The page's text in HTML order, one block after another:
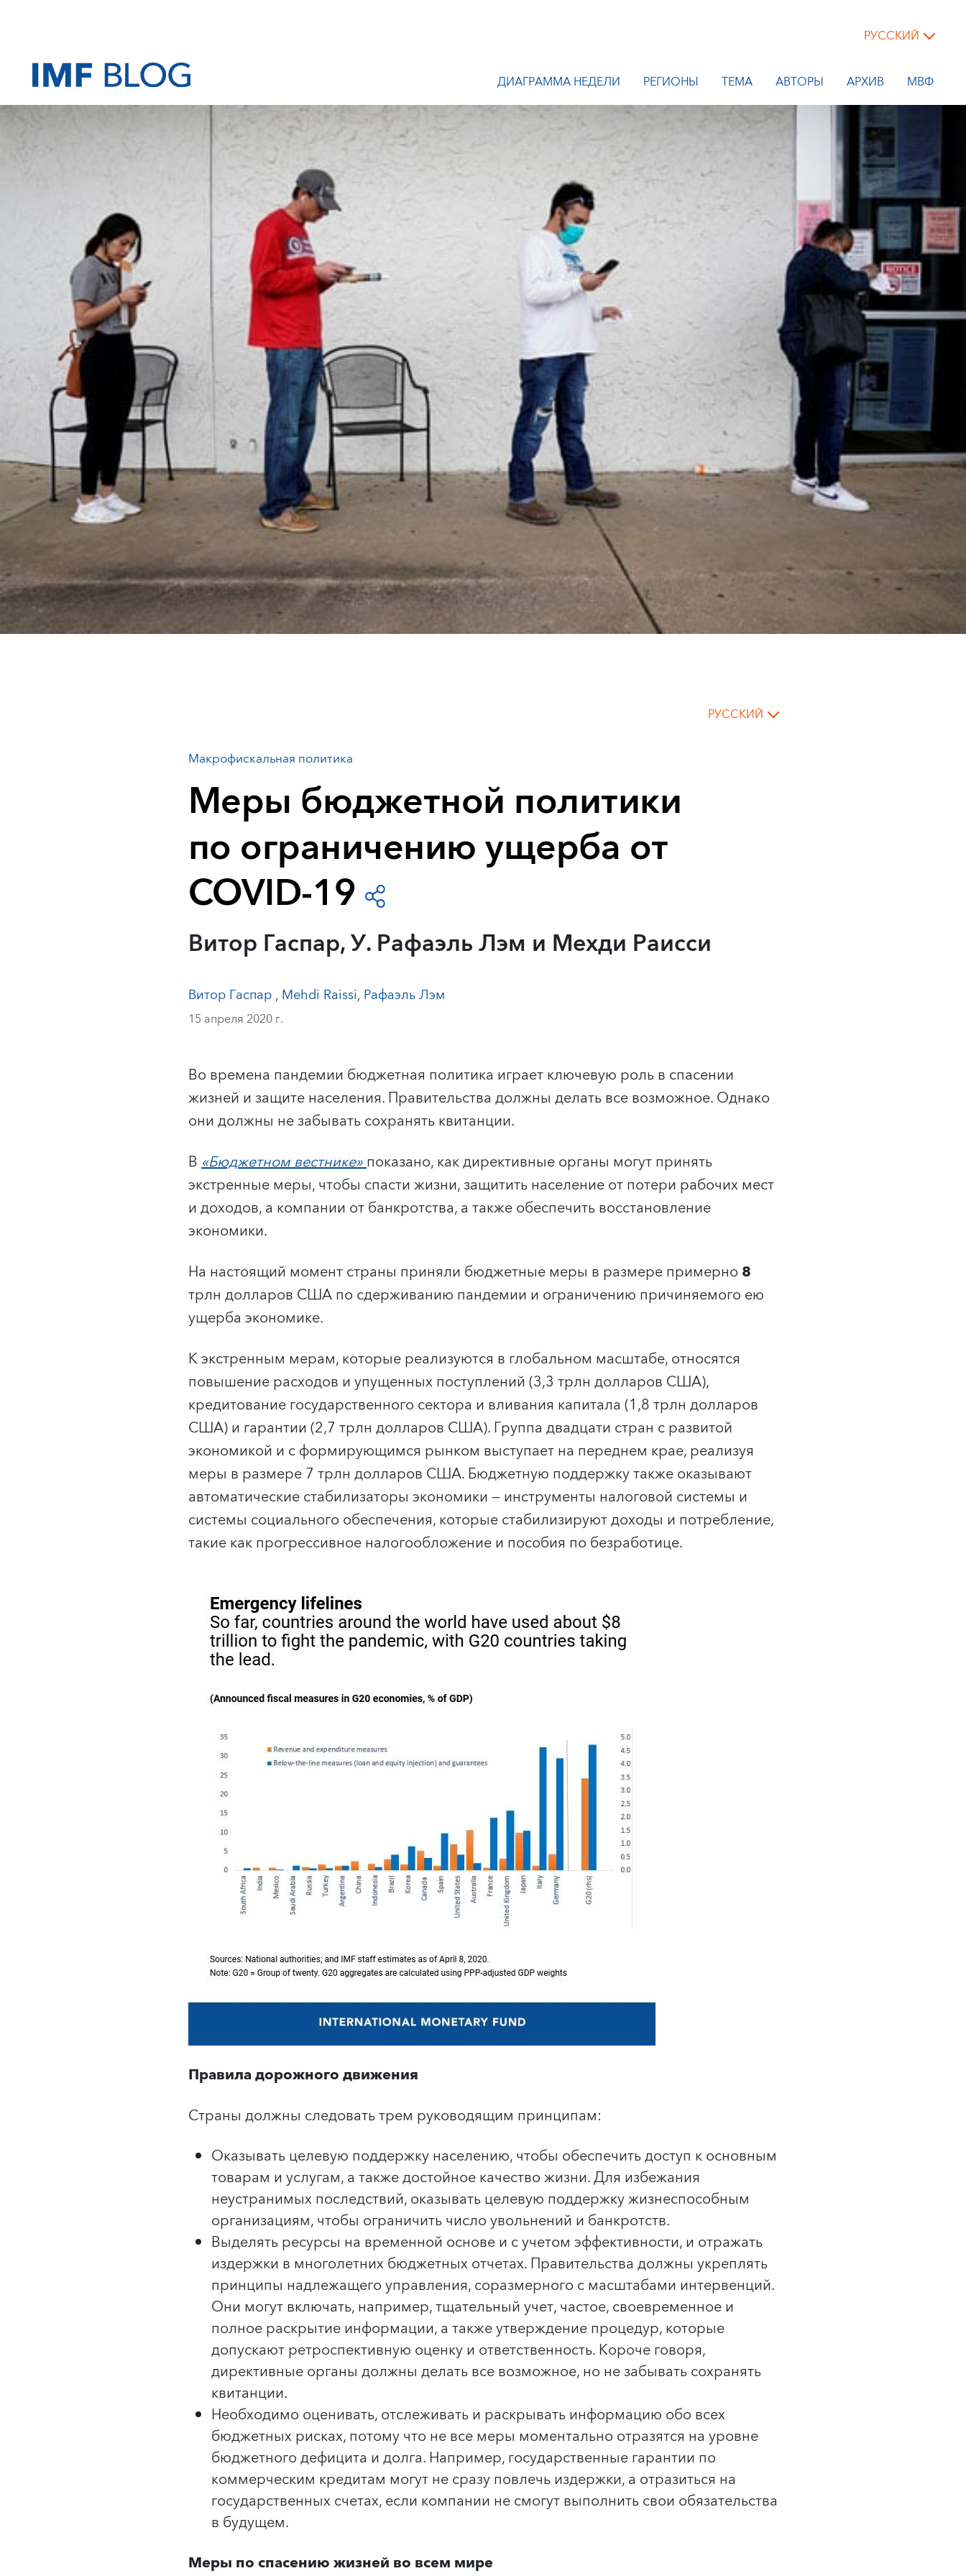
РУССКИЙ
ДИАГРАММА НЕДЕЛИ РЕГИОНЫ ТЕМА АВТОРЫ АРХИВ МВФ
РУССКИЙ
Макрофискальная политика
Меры бюджетной политики
по ограничению ущерба от
COVID-19
Витор Гаспар, У. Рафаэль Лэм и Мехди Раисси
Витор Гаспар,Mehdi Raissi,Рафаэль Лэм
15 апреля 2020 г.
Во времена пандемии бюджетная политика играет ключевую роль в спасении
жизней и защите населения. Правительства должны делать все возможное. Однако
они должны не забывать сохранять квитанции.
В«Бюджетном вестнике»показано, как директивные органы могут принять
экстренные меры, чтобы спасти жизни, защитить население от потери рабочих мест
и доходов, а компании от банкротства, а также обеспечить восстановление
экономики.
На настоящий момент страны приняли бюджетные меры в размере примерно 8
трлн долларов США по сдерживанию пандемии и ограничению причиняемого ею
ущерба экономике.
К экстренным мерам, которые реализуются в глобальном масштабе, относятся
повышение расходов и упущенных поступлений (3,3 трлн долларов США),
кредитование государственного сектора и вливания капитала (1,8 трлн долларов
США) и гарантии (2,7 трлн долларов США). Группа двадцати стран с развитой
экономикой и с формирующимся рынком выступает на переднем крае, реализуя
меры в размере 7 трлн долларов США. Бюджетную поддержку также оказывают
автоматические стабилизаторы экономики — инструменты налоговой системы и
системы социального обеспечения, которые стабилизируют доходы и потребление,
такие как прогрессивное налогообложение и пособия по безработице.
Правила дорожного движения
Страны должны следовать трем руководящим принципам:
Оказывать целевую поддержку населению, чтобы обеспечить доступ к основным
товарам и услугам, а также достойное качество жизни. Для избежания
неустранимых последствий, оказывать целевую поддержку жизнеспособным
организациям, чтобы ограничить число увольнений и банкротств.
Выделять ресурсы на временной основе и с учетом эффективности, и отражать
издержки в многолетних бюджетных отчетах. Правительства должны укреплять
принципы надлежащего управления, соразмерного с масштабами интервенций.
Они могут включать, например, тщательный учет, частое, своевременное и
полное раскрытие информации, а также утверждение процедур, которые
допускают ретроспективную оценку и ответственность. Короче говоря,
директивные органы должны делать все возможное, но не забывать сохранять
квитанции.
Необходимо оценивать, отслеживать и раскрывать информацию обо всех
бюджетных рисках, потому что не все меры моментально отразятся на уровне
бюджетного дефицита и долга. Например, государственные гарантии по
коммерческим кредитам могут не сразу повлечь издержки, а отразиться на
государственных счетах, если компании не смогут выполнить свои обязательства
в будущем.
Меры по спасению жизней во всем мире